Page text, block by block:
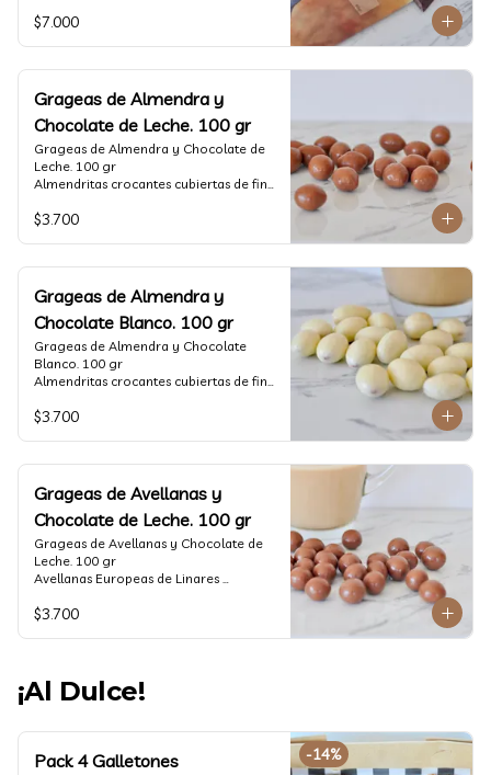
aterciopelado de frutas rojas y cacao
$7.000
Grageas de Almendra y
Chocolate de Leche. 100 gr
Grageas de Almendra y Chocolate de
Leche. 100 gr
Almendritas crocantes cubiertas de fino
Formato: Bolsa 100 gramos
$3.700
Grageas de Almendra y
Chocolate Blanco. 100 gr
Grageas de Almendra y Chocolate
Blanco. 100 gr
Almendritas crocantes cubiertas de fino
Formato: Bolsa 100 gramos
$3.700
Grageas de Avellanas y
Chocolate de Leche. 100 gr
Grageas de Avellanas y Chocolate de
Leche. 100 gr
Avellanas Europeas de Linares
de leche.
$3.700
¡Al Dulce!
-14%
Pack 4 Galletones